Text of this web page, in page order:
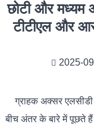
​छोटी और मध्यम
टीटीएल और
2025-
ग्राहक अक्सर
बीच अंतर के बारे में पूछते